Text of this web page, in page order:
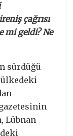
çağrısı
mi geldi? Ne
sürdüğü
ülkedeki
Lübnan